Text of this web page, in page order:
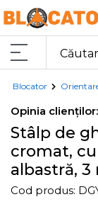
Blocator
Opinia clienților:
Stâlp de
cromat,
albastră,
Cod produs: